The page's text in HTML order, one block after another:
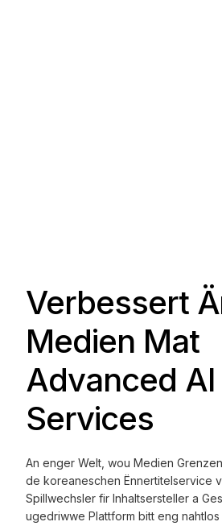
Verbessert
Medien Mat
Advanced AI
Services
An enger Welt, wou Medien
de koreaneschen Ënnertitelservice
Spillwechsler fir Inhaltsersteller a
ugedriwwe Plattform bitt eng